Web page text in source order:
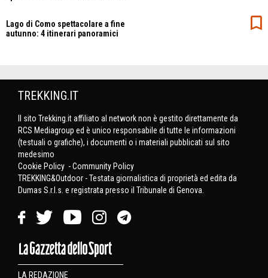
Lago di Como spettacolare a fine
autunno: 4 itinerari panoramici
TREKKING.IT
Il sito Trekking.it affiliato al network non è gestito direttamente da
RCS Mediagroup ed è unico responsabile di tutte le informazioni
(testuali o grafiche), i documenti o i materiali pubblicati sul sito
medesimo
Cookie Policy -Community Policy
TREKKING&Outdoor - Testata giornalistica di proprietà ed edita da
Dumas S.r.l.s. e registrata presso il Tribunale di Genova.
LA REDAZIONE